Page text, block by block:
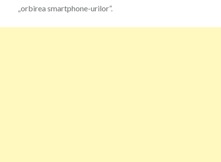
„orbirea smartphone-urilor”.